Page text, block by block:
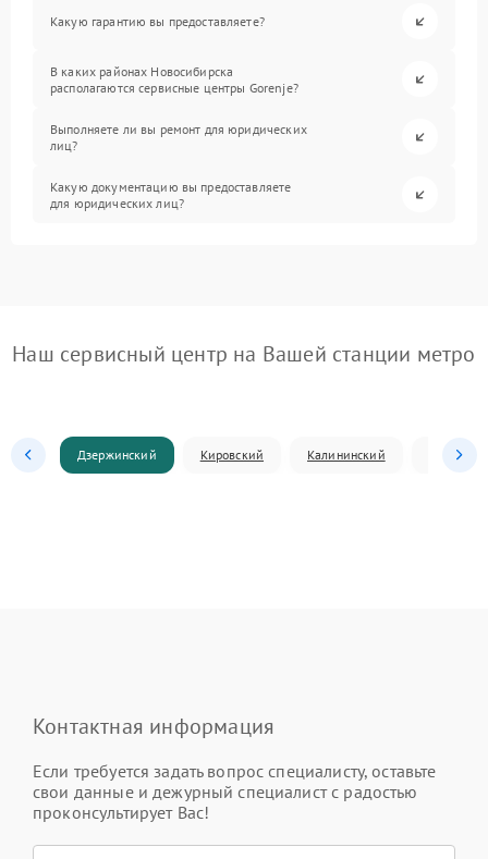
Какую гарантию вы предоставляете?
В каких районах Новосибирска
располагаются сервисные центры Gorenje?
Выполняете ли вы ремонт для юридических
лиц?
Какую документацию вы предоставляете
для юридических лиц?
Наш сервисный центр на Вашей станции метро
Дзержинский Кировский Калининский
Контактная информация
Если требуется задать вопрос специалисту, оставьте
свои данные и дежурный специалист с радостью
проконсультирует Вас!